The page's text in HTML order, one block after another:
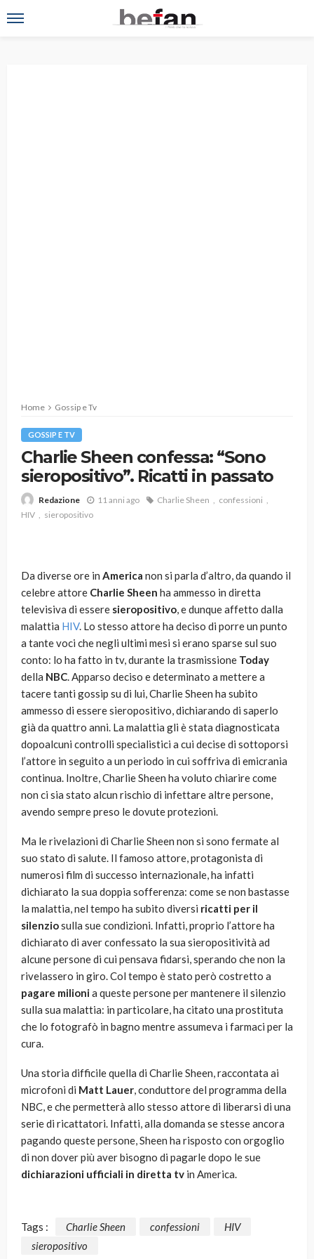
Home Gossip e Tv
GOSSIP E TV
Charlie Sheen confessa: “Sono
sieropositivo”. Ricatti in passato
Redazione 11 anni ago Charlie Sheen
confessioni
HIV
sieropositivo
Da diverse ore in America non si parla d’altro, da quando il
celebre attore Charlie Sheen ha ammesso in diretta
televisiva di essere sieropositivo, e dunque affetto dalla
malattia HIV. Lo stesso attore ha deciso di porre un punto
a tante voci che negli ultimi mesi si erano sparse sul suo
conto: lo ha fatto in tv, durante la trasmissione Today
della NBC. Apparso deciso e determinato a mettere a
tacere tanti gossip su di lui, Charlie Sheen ha subito
ammesso di essere sieropositivo, dichiarando di saperlo
già da quattro anni. La malattia gli è stata diagnosticata
dopoalcuni controlli specialistici a cui decise di sottoporsi
l’attore in seguito a un periodo in cui soffriva di emicrania
continua. Inoltre, Charlie Sheen ha voluto chiarire come
non ci sia stato alcun rischio di infettare altre persone,
avendo sempre preso le dovute protezioni.
Ma le rivelazioni di Charlie Sheen non si sono fermate al
suo stato di salute. Il famoso attore, protagonista di
numerosi film di successo internazionale, ha infatti
dichiarato la sua doppia sofferenza: come se non bastasse
la malattia, nel tempo ha subito diversi ricatti per il
silenziosulla sue condizioni. Infatti, proprio l’attore ha
dichiarato di aver confessato la sua sieropositività ad
alcune persone di cui pensava fidarsi, sperando che non la
rivelassero in giro. Col tempo è stato però costretto a
pagare milionia queste persone per mantenere il silenzio
sulla sua malattia: in particolare, ha citato una prostituta
che lo fotografò in bagno mentre assumeva i farmaci per la
cura.
Una storia difficile quella di Charlie Sheen, raccontata ai
microfoni di Matt Lauer, conduttore del programma della
NBC, e che permetterà allo stesso attore di liberarsi di una
serie di ricattatori. Infatti, alla domanda se stesse ancora
pagando queste persone, Sheen ha risposto con orgoglio
di non dover più aver bisogno di pagarle dopo le sue
dichiarazioni ufficiali in diretta tv in America.
Tags : Charlie Sheen confessioni
HIV
sieropositivo